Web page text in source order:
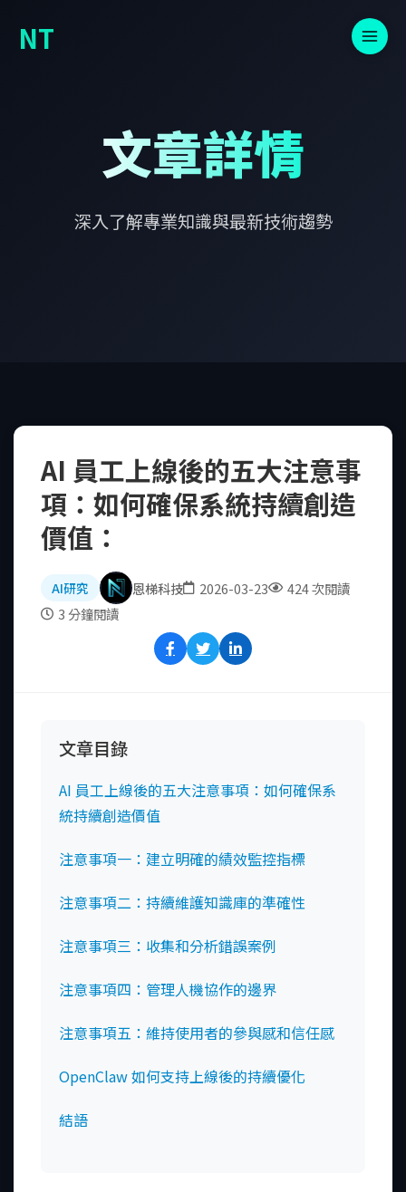
NT
文章詳情
深入了解專業知識與最新技術趨勢
AI 員工上線後的五大注意事
項：如何確保系統持續創造
價值：
AI研究 恩梯科技 2026-03-23
424 次閱讀
3 分鐘閱讀
文章目錄
AI 員工上線後的五大注意事項：如何確保系
統持續創造價值
注意事項一：建立明確的績效監控指標
注意事項二：持續維護知識庫的準確性
注意事項三：收集和分析錯誤案例
注意事項四：管理人機協作的邊界
注意事項五：維持使用者的參與感和信任感
OpenClaw 如何支持上線後的持續優化
結語